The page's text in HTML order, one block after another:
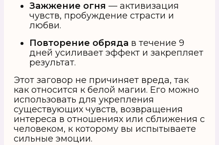
Зажжение огня — активизация
чувств, пробуждение страсти и
любви.
Повторение обряда в течение 9
дней усиливает эффект и закрепляет
результат.
Этот заговор не причиняет вреда, так
как относится к белой магии. Его можно
использовать для укрепления
существующих чувств, возвращения
интереса в отношениях или сближения с
человеком, к которому вы испытываете
сильные эмоции.